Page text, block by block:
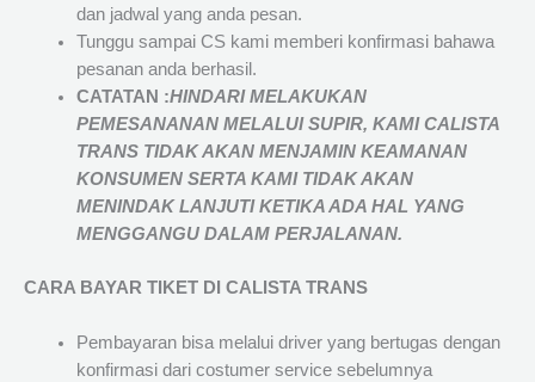
dan jadwal yang anda pesan.
Tunggu sampai CS kami memberi konfirmasi bahawa
pesanan anda berhasil.
CATATAN :HINDARI MELAKUKAN
PEMESANANAN MELALUI SUPIR, KAMICALISTA
TRANSTIDAK AKAN MENJAMINKEAMANAN
KONSUMEN SERTA KAMI TIDAK AKAN
MENINDAK LANJUTI KETIKA ADA HAL YANG
MENGGANGU DALAM PERJALANAN.
CARA BAYAR TIKET DI CALISTA TRANS
Pembayaran bisa melalui driver yang bertugas dengan
konfirmasi dari costumer service sebelumnya